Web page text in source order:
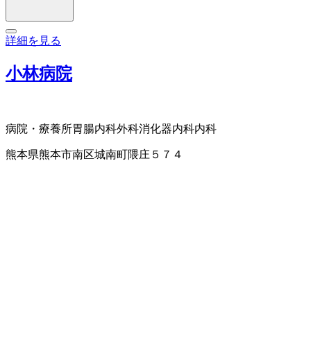
詳細を見る
小林病院
病院・療養所胃腸内科外科消化器内科内科
熊本県熊本市南区城南町隈庄５７４